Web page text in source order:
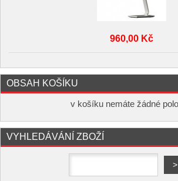
960,00 Kč
OBSAH KOŠÍKU
v košíku nemáte žádné
VYHLEDÁVÁNÍ ZBOŽÍ